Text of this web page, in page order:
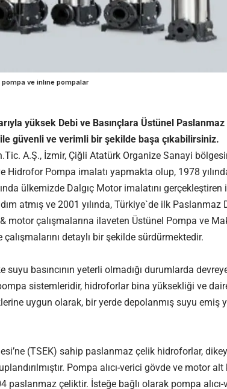
ve inlıne pompalar
yüksek Debi ve Basınçlara Üstünel Paslanmaz
güvenli ve verimli bir şekilde başa çıkabilirsiniz.
A.Ş., İzmir, Çiğli Atatürk Organize Sanayi
Hidrofor Pompa imalatı yapmakta olup, 1978
ülkemizde Dalgıç Motor imalatını
atmış ve 2001 yılında, Türkiye`de ilk Paslanmaz
motor çalışmalarına ilaveten Üstünel Pompa ve
detaylı bir şekilde sürdürmektedir.
suyu basıncının yeterli olmadığı durumlarda
sistemleridir, hidroforlar bina yüksekliği ve
uygun olarak, bir yerde depolanmış suyu emiş
(TSEK) sahip paslanmaz çelik hidroforlar,
Pompa alıcı-verici gövde ve motor alt
paslanmaz çeliktir. İsteğe bağlı olarak pompa alıcı-